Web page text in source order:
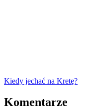
Kiedy jechać na Kretę?
Komentarze